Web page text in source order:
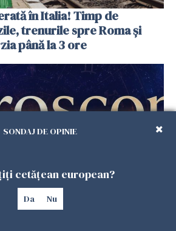
în Italia! Timp de
trenurile spre Roma și
până la 3 ore
26 iulie. Astrele
SONDAJ DE OPINIE
cetățean european?
Da Nu